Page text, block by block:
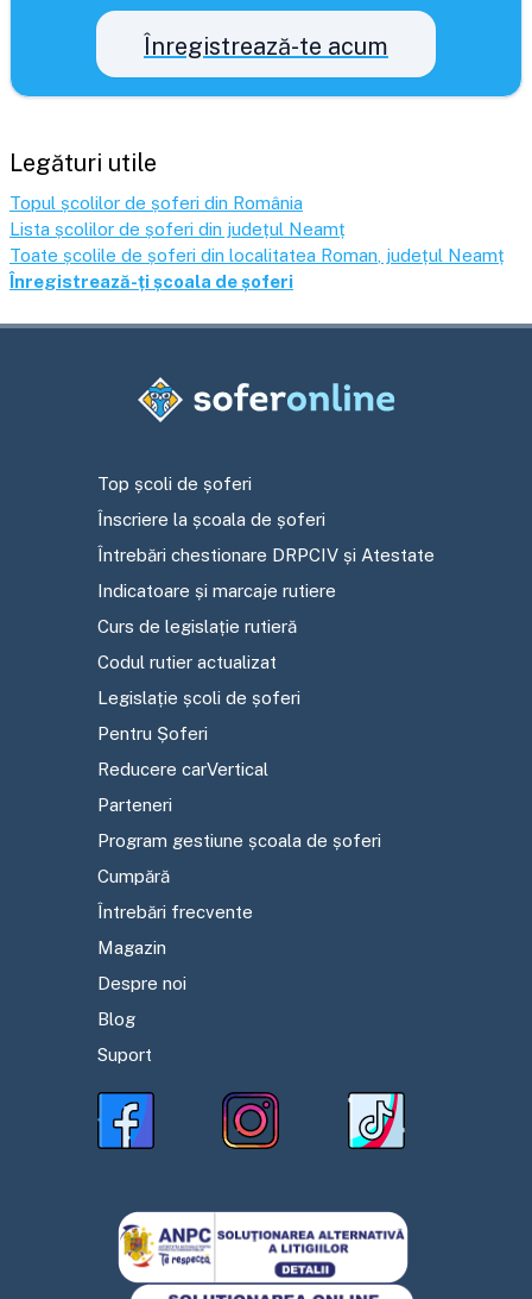
Înregistrează-te acum
Legături utile
Topul școlilor de șoferi din România
Lista școlilor de șoferi din județul Neamț
Toate școlile de șoferi din localitatea Roman , județul Neamț
Înregistrează-ți școala de șoferi
Top școli de șoferi
Înscriere la școala de șoferi
Întrebări chestionare DRPCIV și Atestate
Indicatoare și marcaje rutiere
Curs de legislație rutieră
Codul rutier actualizat
Legislație școli de șoferi
Pentru Șoferi
Reducere carVertical
Parteneri
Program gestiune școala de șoferi
Cumpără
Întrebări frecvente
Magazin
Despre noi
Blog
Suport